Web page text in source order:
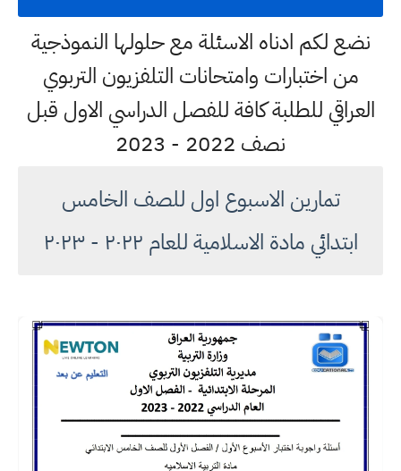
نضع لكم ادناه الاسئلة مع حلولها النموذجية
من اختبارات وامتحانات التلفزيون التربوي
العراقي للطلبة كافة للفصل الدراسي الاول قبل
نصف 2022 - 2023
تمارين الاسبوع اول للصف الخامس
ابتدائي مادة الاسلامية للعام ٢٠٢٢ - ٢٠٢٣